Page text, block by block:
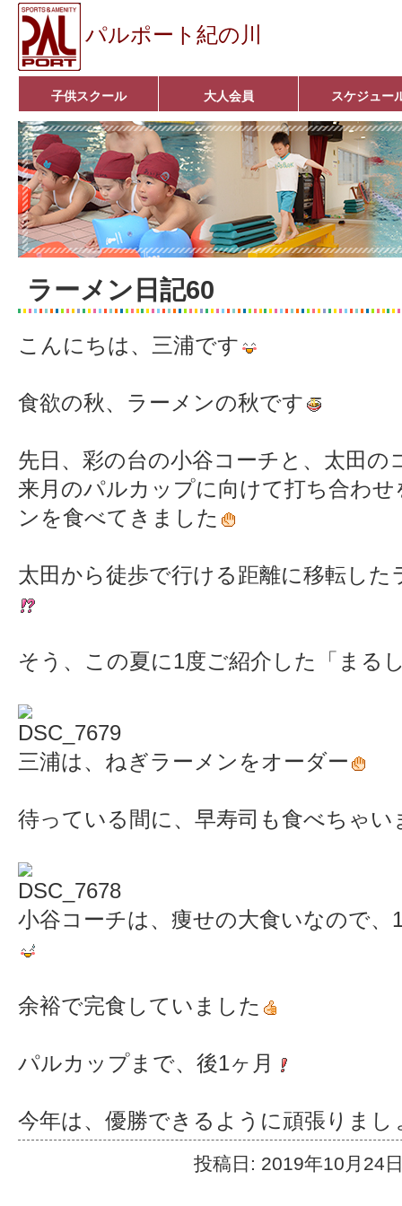
パルポート紀の川
子供スクール
ベビーコース
幼児コース
小学生コース
育成コース
選手コース
キッズパーク(体操教室)
子どもダンス教室
■入会案内■
大人会員
アクア悠々クラブ
いきいきコース
■入会案内■
スケジュー
ラーメン日記60
こんにちは、三浦です
食欲の秋、ラーメンの秋です
先日、彩の台の小谷コーチと、太田の
来月のパルカップに向けて打ち合わ
ンを食べてきました
太田から徒歩で行ける距離に移転し
そう、この夏に1度ご紹介した「まる
三浦は、ねぎラーメンをオーダー
待っている間に、早寿司も食べちゃい
小谷コーチは、痩せの大食いなので
余裕で完食していました
パルカップまで、後1ヶ月
今年は、優勝できるように頑張りまし
投稿日: 2019年10月24